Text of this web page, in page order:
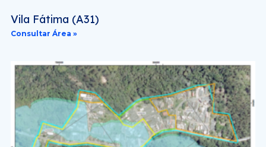
Vila Fátima (A31)
Consultar Área »